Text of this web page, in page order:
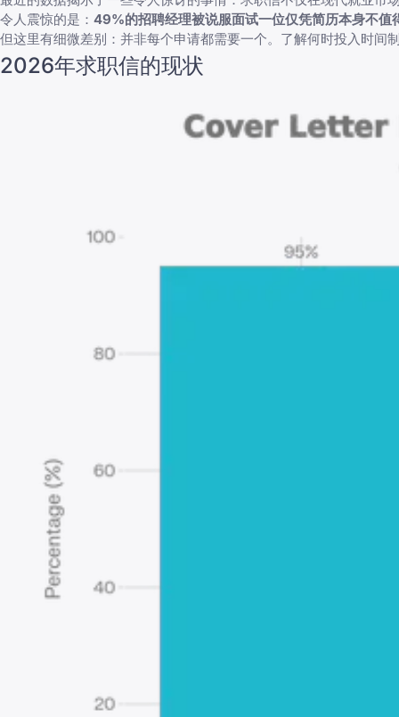
令人震惊的是： 49%的招聘经理被说服面试一位仅凭简历本身不
但这里有细微差别：并非每个申请都需要一个。了解何时投入时
2026年求职信的现状